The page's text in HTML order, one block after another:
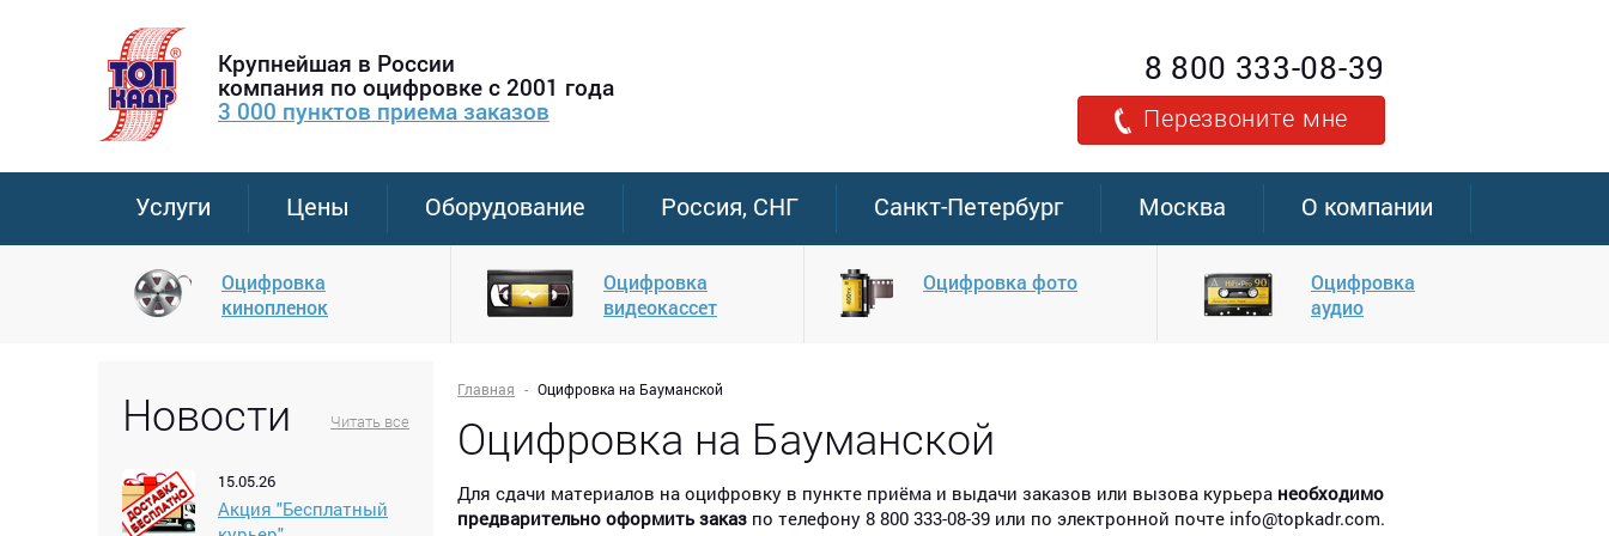
Крупнейшая в России
компания по оцифровке с 2001 года
3 000 пунктов приема заказов
8 800 333-08-39
Перезвоните мне
Услуги Цены Оборудование Россия, СНГ Санкт-Петербург Москва О компании
Оцифровка
кинопленок
Оцифровка
видеокассет
Оцифровка фото
Оцифровка
аудио
Новости Читать все
15.05.26
Акция "Бесплатный
Главная Оцифровка на Бауманской
Оцифровка на Бауманской
Для сдачи материалов на оцифровку в пункте приёма и выдачи заказов или вызова курьера необходимо
предварительно оформить заказ по телефону 8 800 333-08-39 или по электронной почте info@topkadr.com.